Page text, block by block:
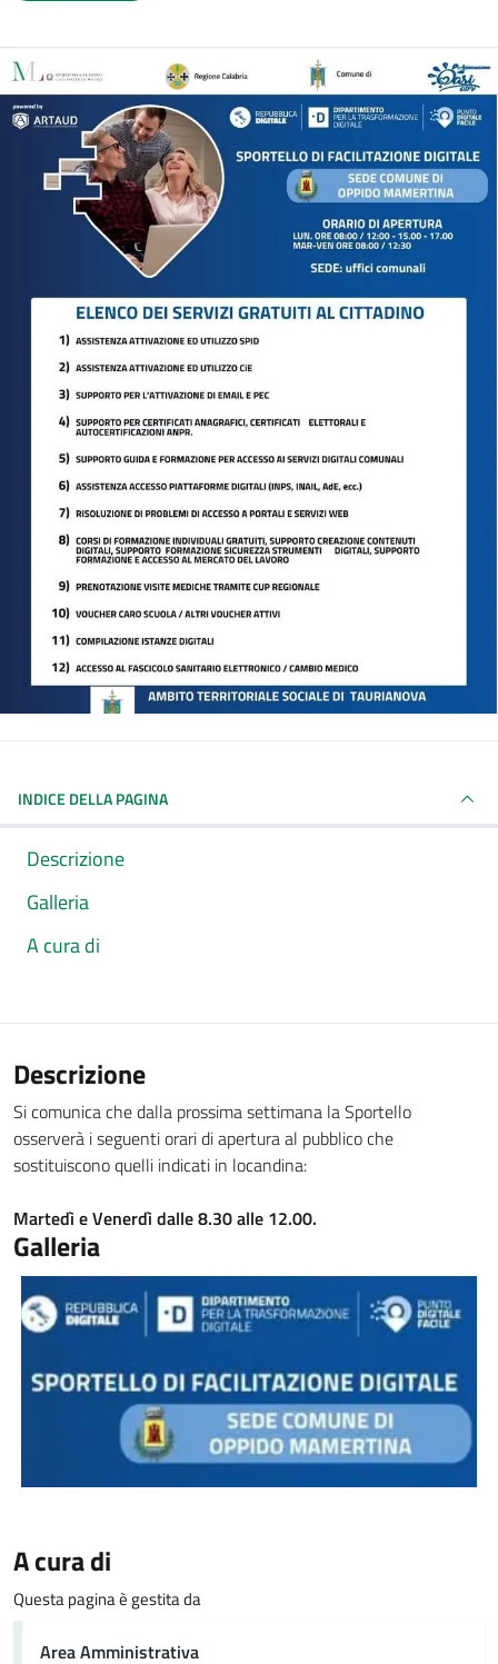
INDICE DELLA PAGINA
Descrizione
Galleria
A cura di
Descrizione
Si comunica che dalla prossima settimana la Sportello
osserverà i seguenti orari di apertura al pubblico che
sostituiscono quelli indicati in locandina:
Martedì e Venerdì dalle 8.30 alle 12.00.
Galleria
A cura di
Questa pagina è gestita da
Area Amministrativa